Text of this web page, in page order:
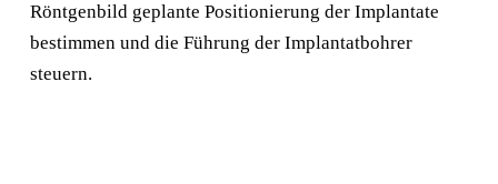
Röntgenbild geplante Positionierung der Implantate
bestimmen und die Führung der Implantatbohrer
steuern.